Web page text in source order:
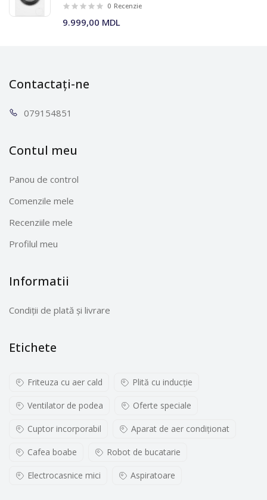
0 Recenzie
9.999,00 MDL
Contactați-ne
0791 54851
Contul meu
Panou de control
Comenzile mele
Recenziile mele
Profilul meu
Informatii
Condiții de plată și livrare
Etichete
Friteuza cu aer cald Plită cu inducţie
Ventilator de podea Oferte speciale
Cuptor incorporabil Aparat de aer condiționat
Cafea boabe Robot de bucatarie
Electrocasnice mici Aspiratoare